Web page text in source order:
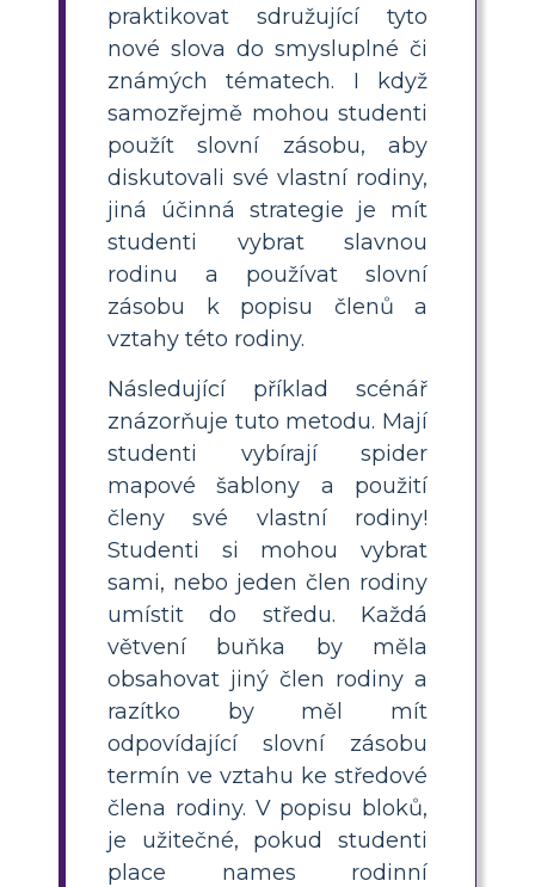
praktikovat sdružující tyto
nové slova do smysluplné či
známých tématech. I když
samozřejmě mohou studenti
použít slovní zásobu, aby
diskutovali své vlastní rodiny,
jiná účinná strategie je mít
studenti vybrat slavnou
rodinu a používat slovní
zásobu k popisu členů a
vztahy této rodiny.
Následující příklad scénář
znázorňuje tuto metodu. Mají
studenti vybírají spider
mapové šablony a použití
členy své vlastní rodiny!
Studenti si mohou vybrat
sami, nebo jeden člen rodiny
umístit do středu. Každá
větvení buňka by měla
obsahovat jiný člen rodiny a
razítko by měl mít
odpovídající slovní zásobu
termín ve vztahu ke středové
člena rodiny. V popisu bloků,
je užitečné, pokud studenti
place names rodinní